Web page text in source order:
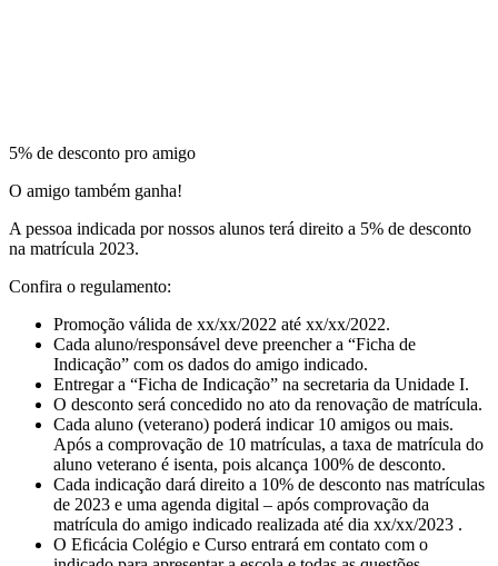
5% de desconto pro amigo
O amigo também ganha!
A pessoa indicada por nossos alunos terá direito a 5% de desconto
na matrícula 2023.
Confira o regulamento:
Promoção válida de xx/xx/2022 até xx/xx/2022.
Cada aluno/responsável deve preencher a “Ficha de
Indicação” com os dados do amigo indicado.
Entregar a “Ficha de Indicação” na secretaria da Unidade I.
O desconto será concedido no ato da renovação de matrícula.
Cada aluno (veterano) poderá indicar 10 amigos ou mais.
Após a comprovação de 10 matrículas, a taxa de matrícula do
aluno veterano é isenta, pois alcança 100% de desconto.
Cada indicação dará direito a 10% de desconto nas matrículas
de 2023 e uma agenda digital – após comprovação da
matrícula do amigo indicado realizada até dia xx/xx/2023 .
O Eficácia Colégio e Curso entrará em contato com o